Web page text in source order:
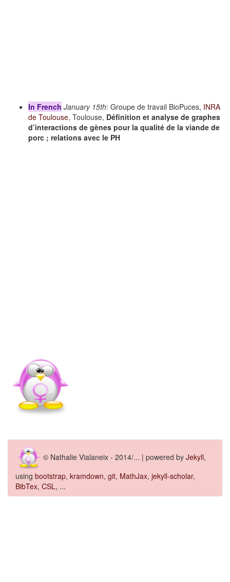
In French January 15th: Groupe de travail BioPuces, INRA
de Toulouse, Toulouse, Définition et analyse de graphes
d’interactions de gènes pour la qualité de la viande de
porc ; relations avec le PH
© Nathalie Vialaneix - 2014/... | powered by Jekyll,
using bootstrap, kramdown, git, MathJax, jekyll-scholar,
BibTex, CSL, ...